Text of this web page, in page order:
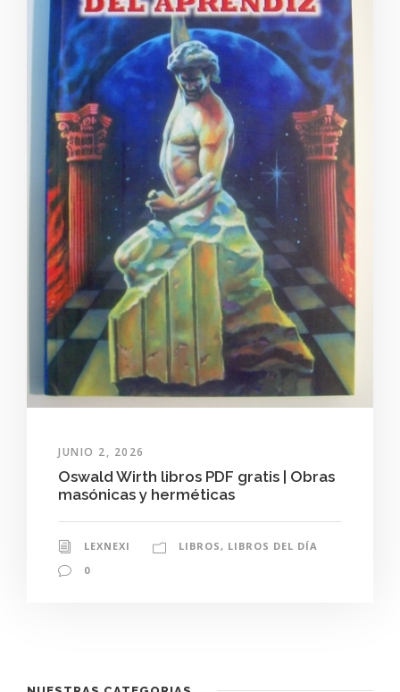
JUNIO 2, 2026
Oswald Wirth libros PDF gratis | Obras
masónicas y herméticas
LEXNEXI LIBROS , LIBROS DEL DÍA
0